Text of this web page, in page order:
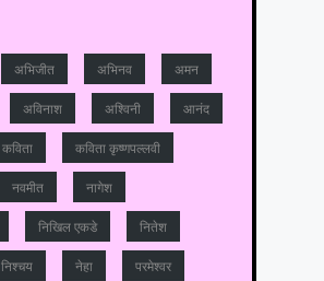
अभिजीत अभिनव अमन
अविनाश अश्विनी आनंद
कविता कविता कृष्णपल्लवी
नवमीत नागेश
निखिल एकडे नितेश
निश्चय नेहा परमेश्वर